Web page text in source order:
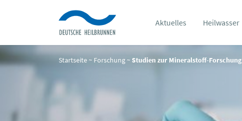
Aktuelles Heilwasser
Startseite~ Forschung~Studien zur Mineralstoff-Forschung